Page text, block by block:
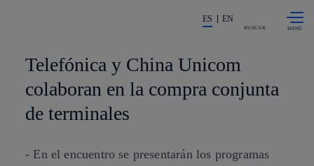
La acción en accionistas e
ES EN
BUSCAR
Telefónica y China Unicom
colaboran en la compra conjunta
de terminales
- En el encuentro se presentarán los programas